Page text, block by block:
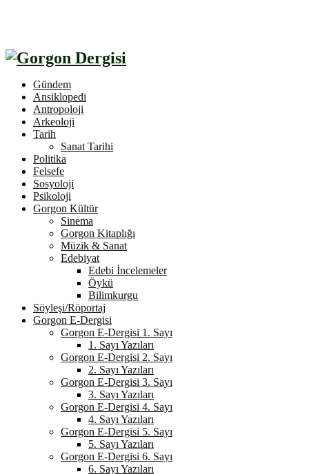
Gündem
Ansiklopedi
Antropoloji
Arkeoloji
Tarih
Sanat Tarihi
Politika
Felsefe
Sosyoloji
Psikoloji
Gorgon Kültür
Sinema
Gorgon Kitaplığı
Müzik & Sanat
Edebiyat
Edebi İncelemeler
Öykü
Bilimkurgu
Söyleşi/Röportaj
Gorgon E-Dergisi
Gorgon E-Dergisi 1. Sayı
1. Sayı Yazıları
Gorgon E-Dergisi 2. Sayı
2. Sayı Yazıları
Gorgon E-Dergisi 3. Sayı
3. Sayı Yazıları
Gorgon E-Dergisi 4. Sayı
4. Sayı Yazıları
Gorgon E-Dergisi 5. Sayı
5. Sayı Yazıları
Gorgon E-Dergisi 6. Sayı
6. Sayı Yazıları